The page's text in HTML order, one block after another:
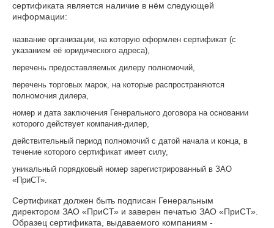
сертификата является наличие в нём следующей
информации:
название организации, на которую оформлен сертификат (с
указанием её юридического адреса),
перечень предоставляемых дилеру полномочий,
перечень торговых марок, на которые распространяются
полномочия дилера,
номер и дата заключения Генерального договора на основании
которого действует компания-дилер,
действительный период полномочий с датой начала и конца, в
течение которого сертификат имеет силу,
уникальный порядковый номер зарегистрированный в ЗАО
«ПриСТ».
Сертификат должен быть подписан Генеральным
директором ЗАО «ПриСТ» и заверен печатью ЗАО «ПриСТ».
Образец сертификата, выдаваемого компаниям -